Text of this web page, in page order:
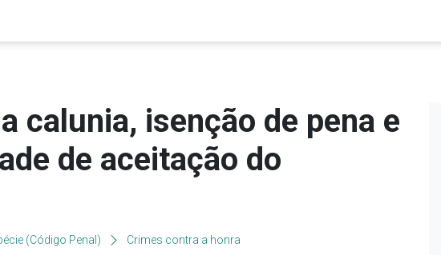
calunia, isenção de pena e
de aceitação do
(Código Penal) Crimes contra a honra